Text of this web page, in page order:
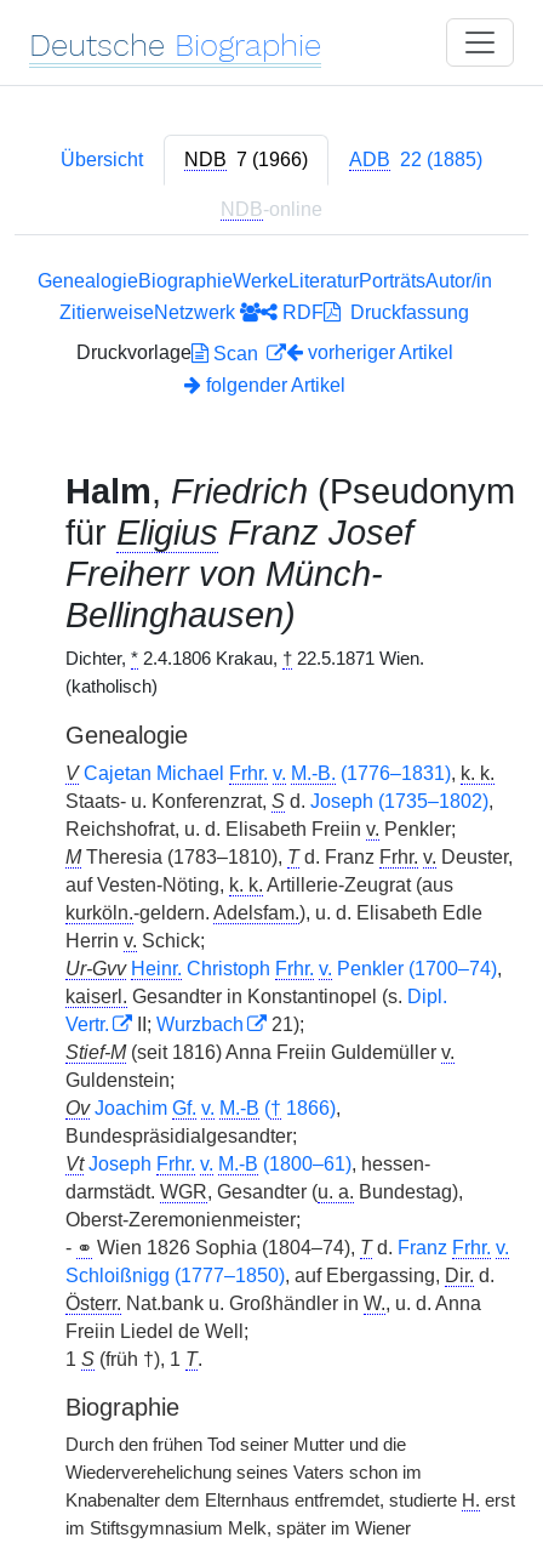
Deutsche Biographie
Übersicht NDB 7 (1966) ADB 22 (1885)
NDB-online
GenealogieBiographieWerkeLiteraturPorträtsAutor/in
ZitierweiseNetzwerk RDF
Druckfassung
Druckvorlage
Scan
vorheriger Artikel
folgender Artikel
Halm, Friedrich (Pseudonym
für Eligius Franz Josef
Freiherr von Münch-
Bellinghausen)
Dichter, * 2.4.1806 Krakau, † 22.5.1871 Wien.
(katholisch)
Genealogie
V Cajetan Michael Frhr. v. M.-B. (1776–1831), k. k.
Staats- u. Konferenzrat, S d. Joseph (1735–1802),
Reichshofrat, u. d. Elisabeth Freiin v. Penkler;
MTheresia (1783–1810), Td. Franz Frhr. v. Deuster,
auf Vesten-Nöting, k. k. Artillerie-Zeugrat (aus
kurköln.-geldern. Adelsfam.), u. d. Elisabeth Edle
Herrin v. Schick;
Ur-Gvv Heinr. Christoph Frhr. v. Penkler (1700–74),
kaiserl. Gesandter in Konstantinopel (s. Dipl.
Vertr.
II; Wurzbach
21);
Stief-M(seit 1816) Anna Freiin Guldemüller v.
Guldenstein;
Ov Joachim Gf. v. M.-B († 1866),
Bundespräsidialgesandter;
Vt Joseph Frhr. v. M.-B (1800–61), hessen-
darmstädt. WGR, Gesandter (u. a. Bundestag),
Oberst-Zeremonienmeister;
- ⚭ Wien 1826 Sophia (1804–74), Td. Franz Frhr. v.
Schloißnigg (1777–1850), auf Ebergassing, Dir. d.
Österr. Nat.bank u. Großhändler in W., u. d. Anna
Freiin Liedel de Well;
1 S (früh †), 1 T.
Biographie
Durch den frühen Tod seiner Mutter und die
Wiederverehelichung seines Vaters schon im
Knabenalter dem Elternhaus entfremdet, studierte H. erst
im Stiftsgymnasium Melk, später im Wiener